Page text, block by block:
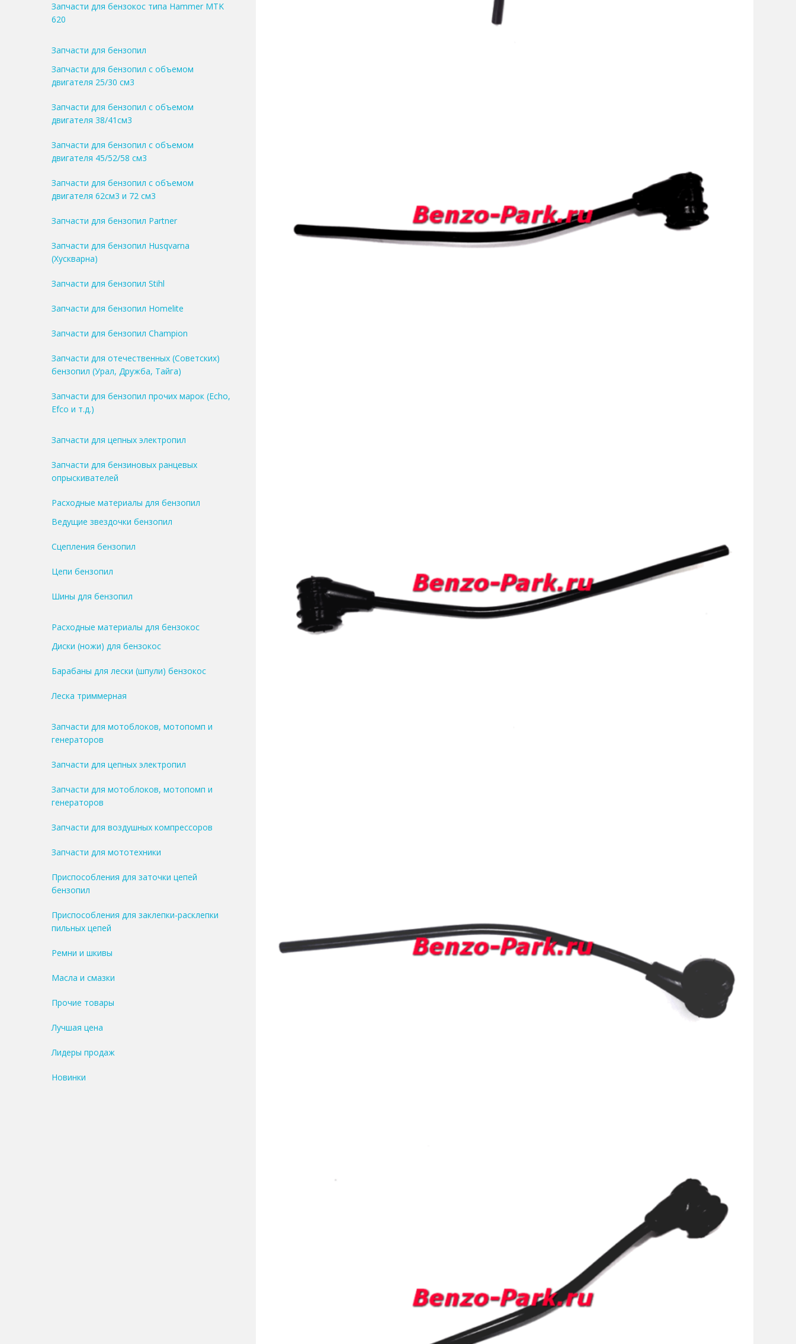
Запчасти для бензокос типа Hammer MTK
620
Запчасти для бензопил
Запчасти для бензопил с объемом
двигателя 25/30 см3
Запчасти для бензопил с объемом
двигателя 38/41см3
Запчасти для бензопил с объемом
двигателя 45/52/58 см3
Запчасти для бензопил с объемом
двигателя 62см3 и 72 см3
Запчасти для бензопил Partner
Запчасти для бензопил Husqvarna
(Хускварна)
Запчасти для бензопил Stihl
Запчасти для бензопил Homelite
Запчасти для бензопил Champion
Запчасти для отечественных (Советских)
бензопил (Урал, Дружба, Тайга)
Запчасти для бензопил прочих марок (Echo,
Efco и т.д.)
Запчасти для цепных электропил
Запчасти для бензиновых ранцевых
опрыскивателей
Расходные материалы для бензопил
Ведущие звездочки бензопил
Сцепления бензопил
Цепи бензопил
Шины для бензопил
Расходные материалы для бензокос
Диски (ножи) для бензокос
Барабаны для лески (шпули) бензокос
Леска триммерная
Запчасти для мотоблоков, мотопомп и
генераторов
Запчасти для цепных электропил
Запчасти для мотоблоков, мотопомп и
генераторов
Запчасти для воздушных компрессоров
Запчасти для мототехники
Приспособления для заточки цепей
бензопил
Приспособления для заклепки-расклепки
пильных цепей
Ремни и шкивы
Масла и смазки
Прочие товары
Лучшая цена
Лидеры продаж
Новинки